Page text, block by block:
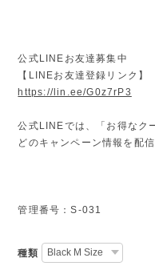
公式LINEお友達募集中
【LINEお友達登録リンク】
https://lin.ee/G0z7rP3
公式LINEでは、「お得なク
どのキャンペーン情報を配
管理番号：S-031
種類